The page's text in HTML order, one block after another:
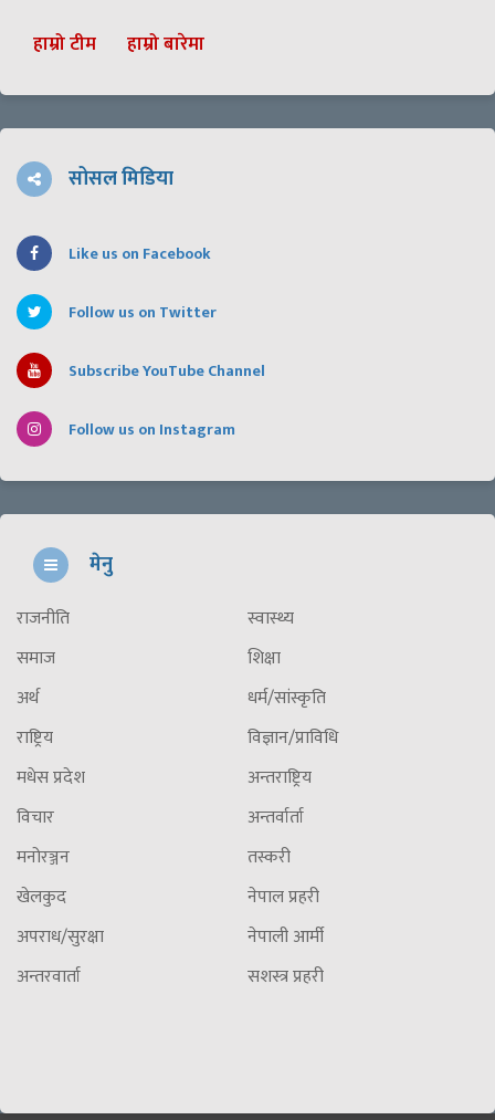
हाम्रो टीम हाम्रो बारेमा
सोसल मिडिया
Like us on Facebook
Follow us on Twitter
Subscribe YouTube Channel
Follow us on Instagram
मेनु
राजनीति
समाज
अर्थ
राष्ट्रिय
मधेस प्रदेश
विचार
मनोरञ्जन
खेलकुद
अपराध/सुरक्षा
अन्तरवार्ता
स्वास्थ्य
शिक्षा
धर्म/सांस्कृति
विज्ञान/प्राविधि
अन्तराष्ट्रिय
अन्तर्वार्ता
तस्करी
नेपाल प्रहरी
नेपाली आर्मी
सशस्त्र प्रहरी